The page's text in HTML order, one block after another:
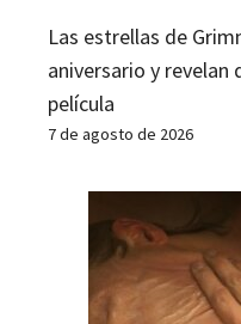
Las estrellas de
aniversario y revelan
película
7 de agosto de 2026